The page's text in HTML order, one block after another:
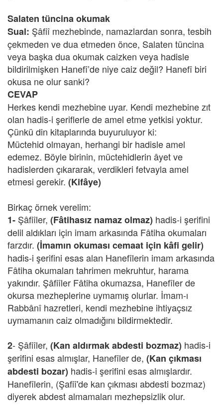
Salaten tüncina okumak
Sual: Şâfiî mezhebinde, namazlardan sonra, tesbih
çekmeden ve dua etmeden önce, Salaten tüncina
veya başka dua okumak caizken veya hadisle
bildirilmişken Hanefî’de niye caiz değil? Hanefî biri
okusa ne olur sanki?
CEVAP
Herkes kendi mezhebine uyar. Kendi mezhebine zıt
olan hadis-i şeriflerle de amel etme yetkisi yoktur.
Çünkü din kitaplarında buyuruluyor ki:
Müctehid olmayan, herhangi bir hadisle amel
edemez. Böyle birinin, müctehidlerin âyet ve
hadislerden çıkararak, verdikleri fetvayla amel
etmesi gerekir. (Kifâye)
Birkaç örnek verelim:
1- Şâfiîler, (Fâtihasız namaz olmaz) hadis-i şerifini
delil aldıkları için imam arkasında Fâtiha okumaları
farzdır. (İmamın okuması cemaat için kâfi gelir)
hadis-i şerifini esas alan Hanefîlerin imam arkasında
Fâtiha okumaları tahrimen mekruhtur, harama
yakındır. Şâfiîler Fâtiha okumazsa, Hanefîler de
okursa mezheplerine uymamış olurlar. İmam-ı
Rabbânî hazretleri, kendi mezhebine ihtiyaçsız
uymamanın caiz olmadığını bildirmektedir.
2- Şâfiîler, (Kan aldırmak abdesti bozmaz) hadis-i
şerifini esas almışlar, Hanefîler de, (Kan çıkması
abdesti bozar) hadis-i şerifini esas almışlardır.
Hanefîlerin, (Şafiî'de kan çıkması abdesti bozmaz)
diyerek abdest almamaları mezhepsizlik olur.